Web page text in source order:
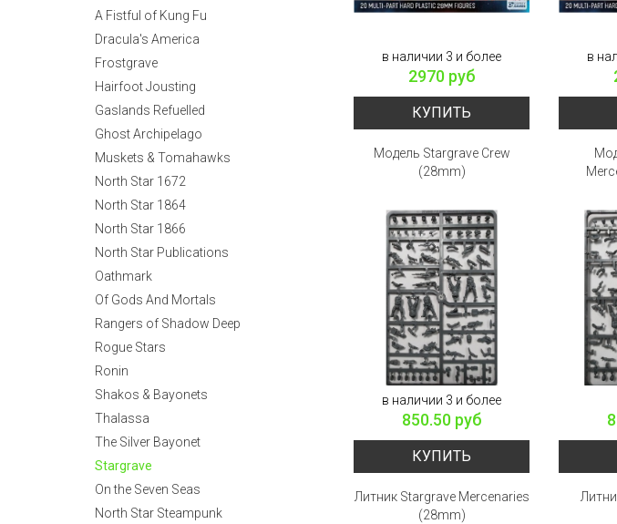
A Fistful of Kung Fu
Dracula's America
Frostgrave
Hairfoot Jousting
Gaslands Refuelled
Ghost Archipelago
Muskets & Tomahawks
North Star 1672
North Star 1864
North Star 1866
North Star Publications
Oathmark
Of Gods And Mortals
Rangers of Shadow Deep
Rogue Stars
Ronin
Shakos & Bayonets
Thalassa
The Silver Bayonet
Stargrave
On the Seven Seas
North Star Steampunk
в наличии 3 и более
2970 руб
КУПИТЬ
Модель Stargrave Crew
(28mm)
в
в наличии 3 и более
850.50 руб
КУПИТЬ
Литник Stargrave Mercenaries
(28mm)